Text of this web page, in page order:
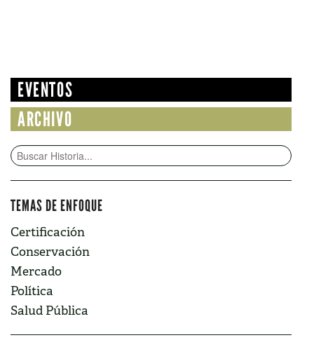
EVENTOS
ARCHIVO
TEMAS DE ENFOQUE
Certificación
Conservación
Mercado
Política
Salud Pública